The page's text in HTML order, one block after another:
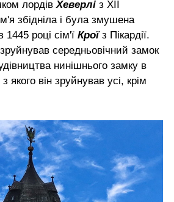
лордівХеверлі з XII
збідніла і була змушена
році сім'ї Кроїз Пікардії.
зруйнував середньовічний замок
нинішнього замку в
якого він зруйнував усі, крім